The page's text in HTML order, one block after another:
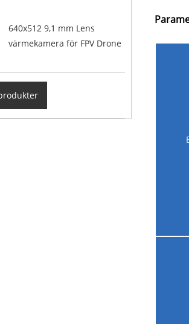
640x512 9,1 mm Lens
värmekamera för FPV Drone